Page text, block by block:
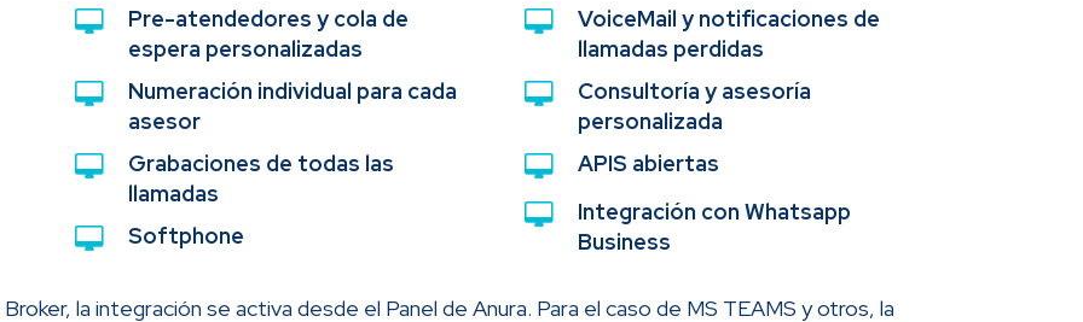
Pre-atendedores y cola de
espera personalizadas
Numeración individual para cada
asesor
Grabaciones de todas las
llamadas
Softphone
VoiceMail y notificaciones de
llamadas perdidas
Consultoría y asesoría
personalizada
APIS abiertas
Integración con Whatsapp
Business
la integración se activa desde el Panel de Anura. Para el caso de MS TEAMS y otros, la